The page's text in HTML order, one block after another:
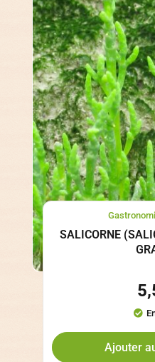
SALICORNE
Ajouter